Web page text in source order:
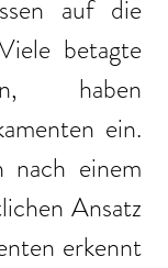
auf die
betagte
haben
ein.
nach einem
Ansatz
erkennt